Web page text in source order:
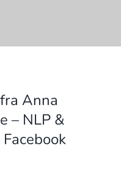
Anna
– NLP &